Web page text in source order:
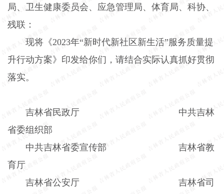
局、卫生健康委员会、应急管理局、体育局、科协、
残联：
现将《2023年“新时代新社区新生活”服务质量提
升行动方案》印发给你们，请结合实际认真抓好贯彻
落实。
吉林省民政厅 中共吉林
省委组织部
中共吉林省委宣传部 吉林省教
育厅
吉林省公安厅 吉林省司